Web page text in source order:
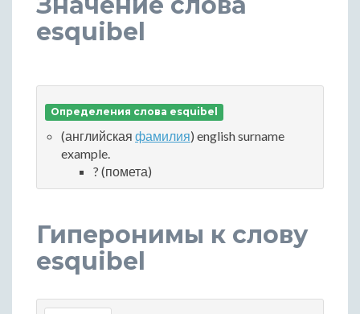
esquibel
Определения слова esquibel
(английская фамилия) english surname
example.
? (помета)
Гиперонимы к слову
esquibel